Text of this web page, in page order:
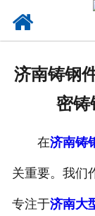
济南铸钢
密铸
在济南铸
关重要。我们
专注于济南大